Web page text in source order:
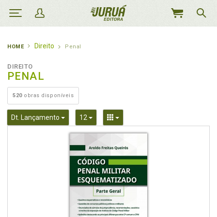
MEU
HOME Direito Penal
DIREITO
PENAL
520obras disponíveis
Dt. Lançamento Toggle Dropdown
12 Toggle DropdownToggle Dropdown